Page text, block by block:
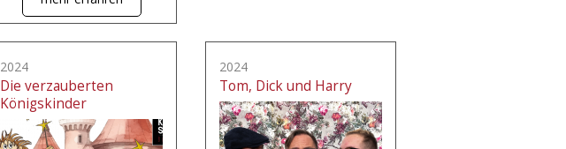
2024
Die verzauberten
Königskinder
2024
Tom, Dick und Harry